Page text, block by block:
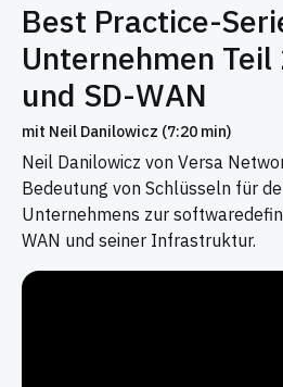
Best Practice-
Unternehmen Teil
und SD-WAN
mit Neil Danilowicz (7:20 min)
Neil Danilowicz von Versa
Bedeutung von Schlüsseln für
Unternehmens zur
WAN und seiner Infrastruktur.